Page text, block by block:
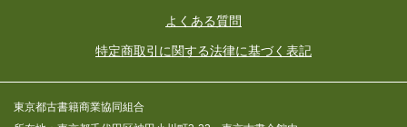
よくある質問
特定商取引に関する法律に基づく表記
東京都古書籍商業協同組合